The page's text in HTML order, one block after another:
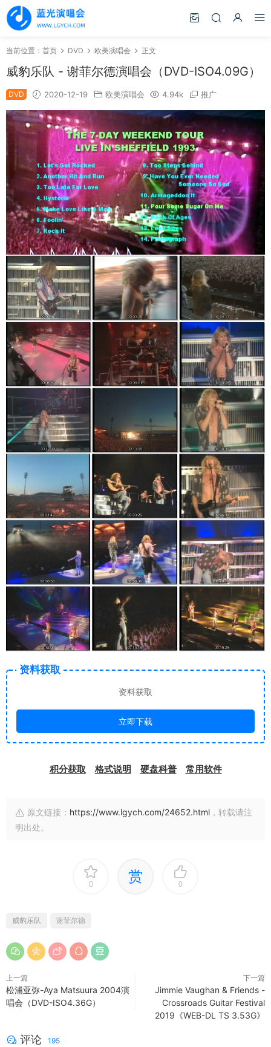
当前位置： 首页 DVD 欧美演唱会 正文
威豹乐队 - 谢菲尔德演唱会（DVD-ISO4.09G）
DVD 2020-12-19 欧美演唱会 4.94k 推广
资料获取
资料获取
立即下载
积分获取 格式说明 硬盘科普 常用软件
原文链接： https://www.lgych.com/24652.html ，转载请注
明出处。
0 赏 0
威豹乐队 谢菲尔德
上一篇
松浦亚弥-Aya Matsuura 2004演
唱会（DVD-ISO4.36G）
下一篇
Jimmie Vaughan & Friends -
Crossroads Guitar Festival
2019《WEB-DL TS 3.53G》
评论 195